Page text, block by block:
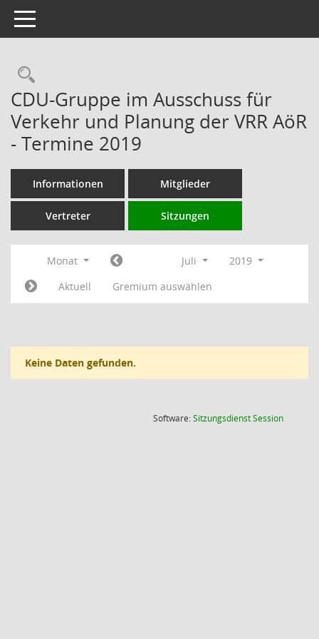
Toggle navigation
Rechercheauswahl
CDU-Gruppe im Ausschuss für
Verkehr und Planung der VRR AöR
- Termine 2019
Informationen Mitglieder
Vertreter Sitzungen
Monat Juli
2019
Aktuell
Gremium auswählen
Keine Daten gefunden.
Software:SitzungsdienstSession(Wird in